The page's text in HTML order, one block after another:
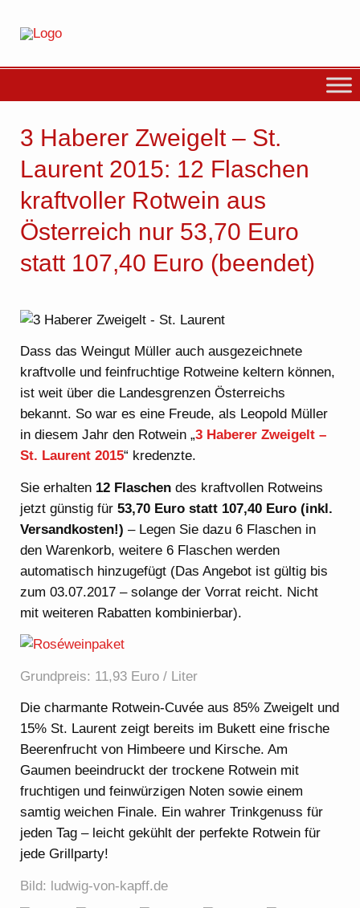
3 Haberer Zweigelt – St.
Laurent 2015: 12 Flaschen
kraftvoller Rotwein aus
Österreich nur 53,70 Euro
statt 107,40 Euro (beendet)
Dass das Weingut Müller auch ausgezeichnete
kraftvolle und feinfruchtige Rotweine keltern können,
ist weit über die Landesgrenzen Österreichs
bekannt. So war es eine Freude, als Leopold Müller
in diesem Jahr den Rotwein „3 Haberer Zweigelt –
St. Laurent 2015“ kredenzte.
Sie erhalten 12 Flaschen des kraftvollen Rotweins
jetzt günstig für53,70 Euro statt 107,40 Euro (inkl.
Versandkosten!) – Legen Sie dazu 6 Flaschen in
den Warenkorb, weitere 6 Flaschen werden
automatisch hinzugefügt (Das Angebot ist gültig bis
zum 03.07.2017 – solange der Vorrat reicht. Nicht
mit weiteren Rabatten kombinierbar).
Grundpreis: 11,93 Euro / Liter
Die charmante Rotwein-Cuvée aus 85% Zweigelt und
15% St. Laurent zeigt bereits im Bukett eine frische
Beerenfrucht von Himbeere und Kirsche. Am
Gaumen beeindruckt der trockene Rotwein mit
fruchtigen und feinwürzigen Noten sowie einem
samtig weichen Finale. Ein wahrer Trinkgenuss für
jeden Tag – leicht gekühlt der perfekte Rotwein für
jede Grillparty!
Bild: ludwig-von-kapff.de